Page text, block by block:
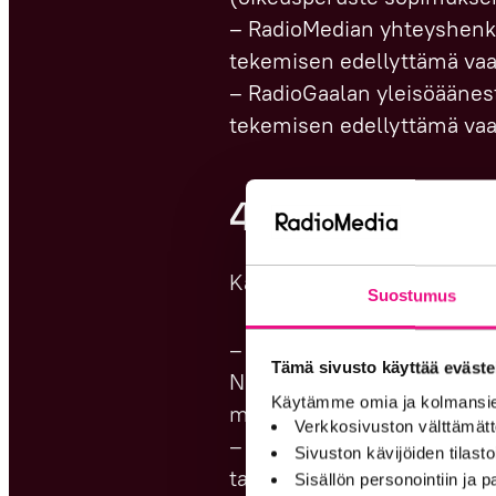
Suostumus
Tämä sivusto käyttää
Käytämme omia ja
Verkkosivuston
Sivuston kävijöiden
Sisällön personointiin ja
– RadioMedian
tekemisen edellyttämä
– RadioGaalan
tekemisen edellyttämä
4. Tietojen
Käsittelemme tietoja niin
– Mainostaja-asiakkaiden
Nimi- ja yhteystietoja
markkinointia ole kielletty.
– RadioMedian
tarvetta (esim.